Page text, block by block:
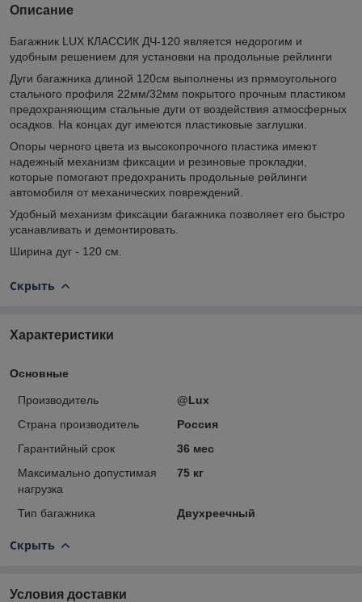
Описание
Багажник LUX КЛАССИК ДЧ-120 является недорогим и
удобным решением для установки на продольные рейлинги
Дуги багажника длиной 120см выполнены из прямоугольного
стального профиля 22мм/32мм покрытого прочным пластиком
предохраняющим стальные дуги от воздействия атмосферных
осадков. На концах дуг имеются пластиковые заглушки.
Опоры черного цвета из высокопрочного пластика имеют
надежный механизм фиксации и резиновые прокладки,
которые помогают предохранить продольные рейлинги
автомобиля от механических повреждений.
Удобный механизм фиксации багажника позволяет его быстро
усанавливать и демонтировать.
Ширина дуг - 120 см.
Скрыть
Характеристики
Основные
Производитель
@Lux
Страна производитель
Россия
Гарантийный срок
36 мес
Максимально допустимая
нагрузка
75 кг
Тип багажника Двухреечный
Скрыть
Условия доставки